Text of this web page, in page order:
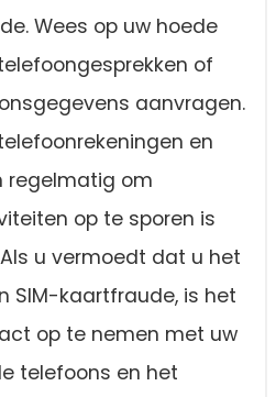
Wees op uw hoede
of
aanvragen.
en
regelmatig om
op te sporen is
u vermoedt dat u het
SIM-kaartfraude, is het
op te nemen met uw
telefoons en het